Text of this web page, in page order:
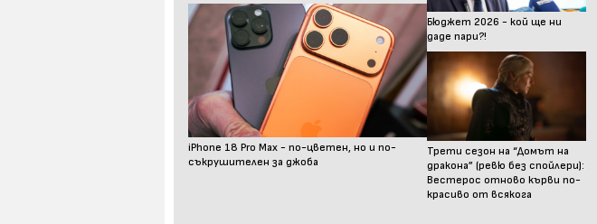
iPhone 18 Pro Max - по-цветен, но и по-
съкрушителен за джоба
Бюджет 2026 - кой ще ни
даде пари?!
Трети сезон на “Домът на
дракона” (ревю без спойлери):
Вестерос отново кърви по-
красиво от всякога